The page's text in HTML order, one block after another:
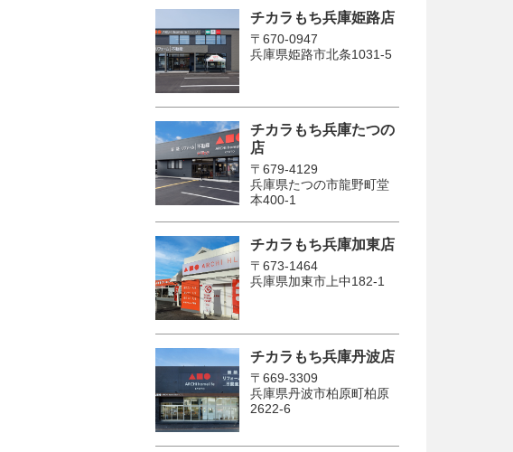
チカラもち兵庫姫路店
〒670-0947
兵庫県姫路市北条1031-5
チカラもち兵庫たつの
店
〒679-4129
兵庫県たつの市龍野町堂
本400-1
チカラもち兵庫加東店
〒673-1464
兵庫県加東市上中182-1
チカラもち兵庫丹波店
〒669-3309
兵庫県丹波市柏原町柏原
2622-6